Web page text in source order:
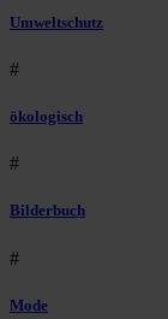
Umweltschutz
#
ökologisch
#
Bilderbuch
#
Mode